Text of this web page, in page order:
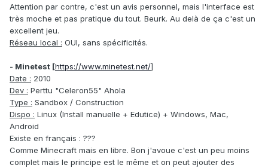
Attention par contre, c'est un avis personnel, mais l'interface est
très moche et pas pratique du tout. Beurk. Au delà de ça c'est un
excellent jeu.
Réseau local : OUI, sans spécificités.
- Minetest [https://www.minetest.net/]
Date : 2010
Dev : Perttu "Celeron55" Ahola
Type : Sandbox / Construction
Dispo : Linux (Install manuelle + Edutice) + Windows, Mac,
Android
Existe en français : ???
Comme Minecraft mais en libre. Bon j'avoue c'est un peu moins
complet mais le principe est le même et on peut ajouter des